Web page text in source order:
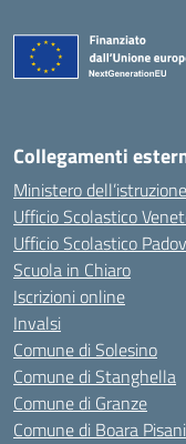
Collegamenti
Ministero
Ufficio Scolastico
Ufficio Scolastico
Scuola in Chiaro
Iscrizioni online
Invalsi
Comune di Solesino
Comune di Stanghella
Comune di Granze
Comune di Boara Pisani